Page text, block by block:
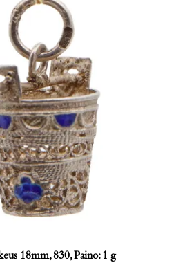
18mm, 830, Paino: 1 g